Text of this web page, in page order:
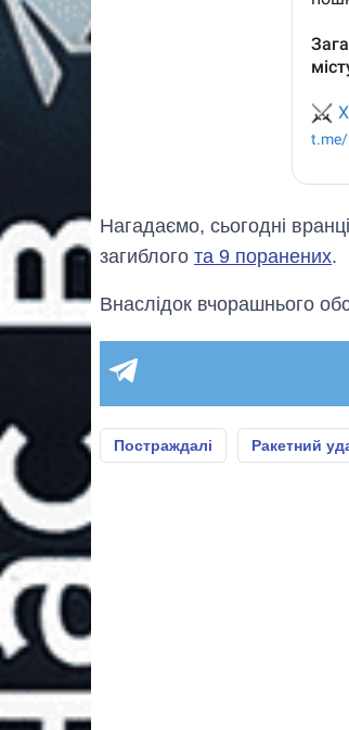
Нагадаємо, сьогодні вранці
загиблого та 9 поранених.
Внаслідок вчорашнього
Постраждалі Ракетний